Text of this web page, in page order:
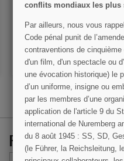
infirmière des airs
VOIR LE DÉTAIL
AJOUTER AU PANIER
RECEVEZ NOS
conflits mondiaux les plus
Par ailleurs, nous vous
Code pénal punit de
contraventions de
d'un film, d'un spectacle ou
une évocation historique) le
d’un uniforme, insigne ou
par les membres d’une
application de l'article 9 du
international de Nuremberg
du 8 août 1945 : SS, SD,
(le Führer, la Reichsleitung,